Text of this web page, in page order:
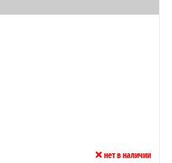
нет в наличии